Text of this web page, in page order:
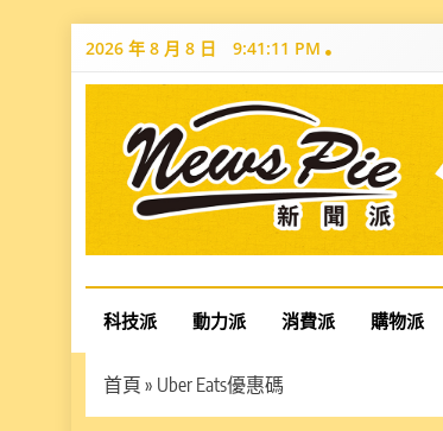
Skip
2026 年 8 月 8 日 9:41:12 PM
News Pie
最有料的新聞
科技派 動力派 消費派 購物派
首頁 » Uber Eats優惠碼